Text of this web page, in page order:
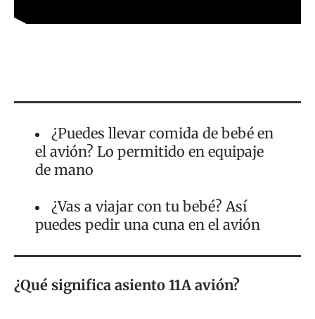
¿Puedes llevar comida de bebé en
el avión? Lo permitido en equipaje
de mano
¿Vas a viajar con tu bebé? Así
puedes pedir una cuna en el avión
¿Qué significa asiento 11A avión?